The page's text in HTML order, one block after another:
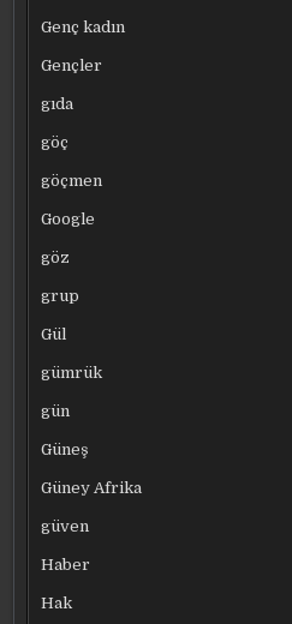
Genç kadın
Gençler
gıda
göç
göçmen
Google
göz
grup
Gül
gümrük
gün
Güneş
Güney Afrika
güven
Haber
Hak